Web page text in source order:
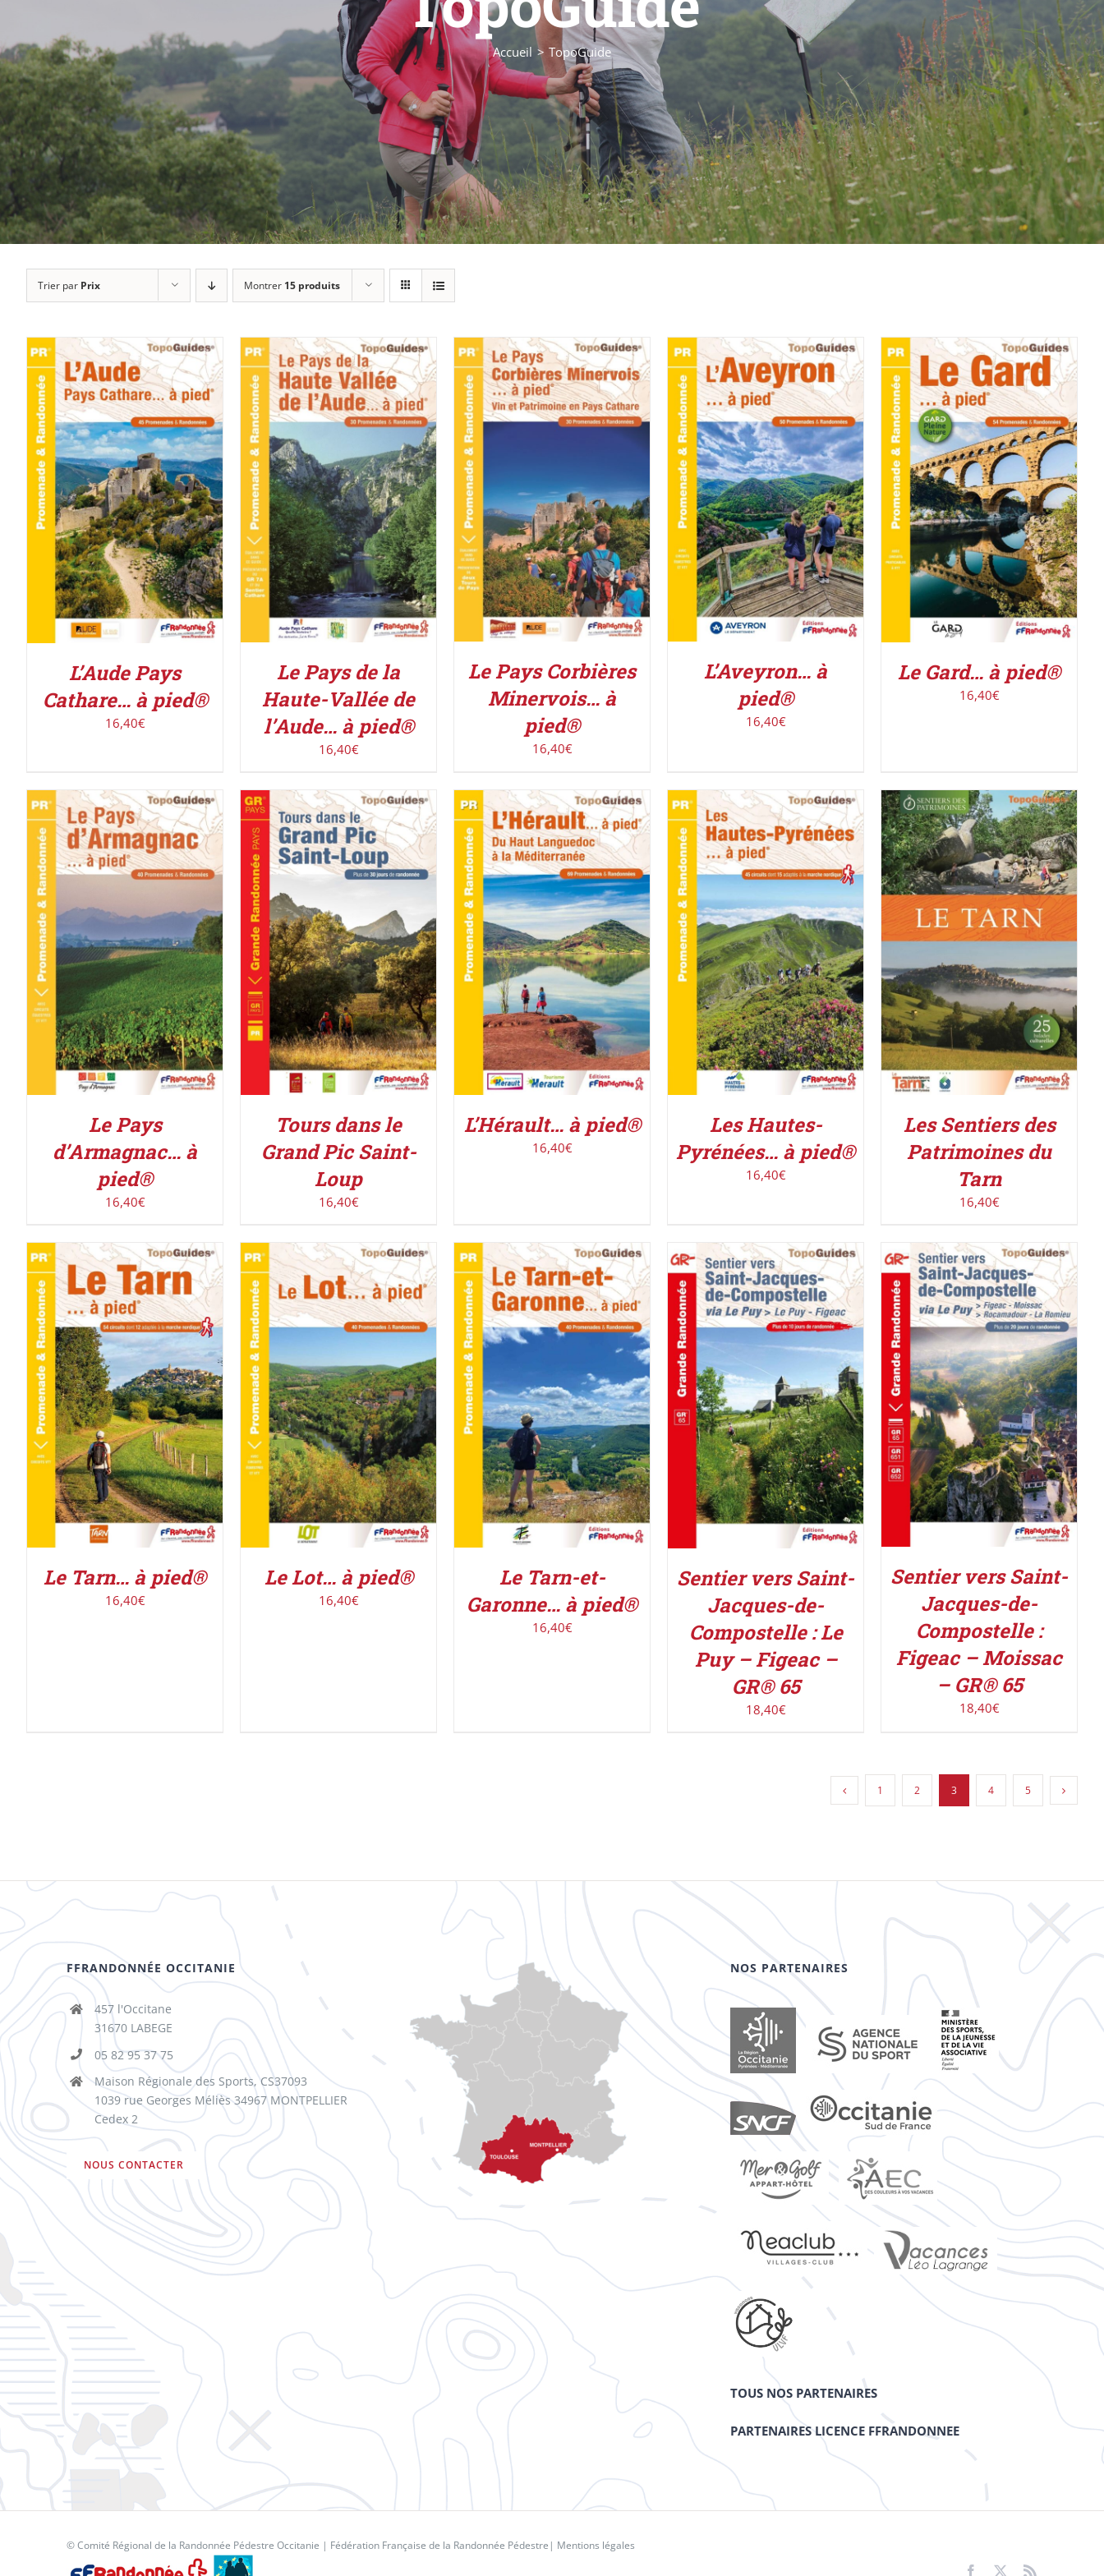
Accueil TopoGuide
Trier par Prix Montrer 15 produits
AJOUTER AU PANIER
/
DÉTAILS
L’Aude Pays
Cathare… à pied®
16,40€
ACHETER LE PRODUIT
/
DÉTAILS
Le Pays de la
Haute-Vallée de
l’Aude… à pied®
16,40€
ACHETER LE PRODUIT
DÉTAILS
Le Pays Corbières
Minervois… à
pied®
16,40€
AJOUTER AU PANIER
/
DÉTAILS
L’Aveyron… à
pied®
16,40€
AJOUTER AU PANIER
/
DÉTAILS
Le Gard… à pied®
16,40€
ACHETER LE PRODUIT
/
DÉTAILS
Le Pays
d’Armagnac… à
pied®
16,40€
ACHETER LE PRODUIT
/
DÉTAILS
Tours dans le
Grand Pic Saint-
Loup
16,40€
AJOUTER AU PANIER
/
DÉTAILS
L’Hérault… à pied®
16,40€
AJOUTER AU PANIER
/
DÉTAILS
Les Hautes-
Pyrénées… à pied®
16,40€
ACHETER LE PRODUIT
/
Les Sentiers des
Patrimoines du
Tarn
16,40€
AJOUTER AU PANIER
/
DÉTAILS
Le Tarn… à pied®
16,40€
AJOUTER AU PANIER
/
DÉTAILS
Le Lot… à pied®
16,40€
AJOUTER AU PANIER
/
DÉTAILS
Le Tarn-et-
Garonne… à pied®
16,40€
AJOUTER AU PANIER
/
DÉTAILS
Sentier vers Saint-
Jacques-de-
Compostelle : Le
Puy – Figeac –
GR® 65
18,40€
AJOUTER AU PANIER
/
DÉTAILS
Sentier vers Saint-
Jacques-de-
Compostelle :
Figeac – Moissac
– GR® 65
18,40€
1 2 3 4 5
FFRANDONNÉE OCCITANIE
457 l'Occitane
31670 LABEGE
05 82 95 37 75
Maison Régionale des Sports, CS37093
1039 rue Georges Méliès 34967 MONTPELLIER
Cedex 2
NOUS CONTACTER
NOS PARTENAIRES
TOUS NOS PARTENAIRES
PARTENAIRES LICENCE FFRANDONNEE
© Comité Régional de la Randonnée Pédestre Occitanie | Fédération Française de la Randonnée Pédestre | Mentions légales
Facebook